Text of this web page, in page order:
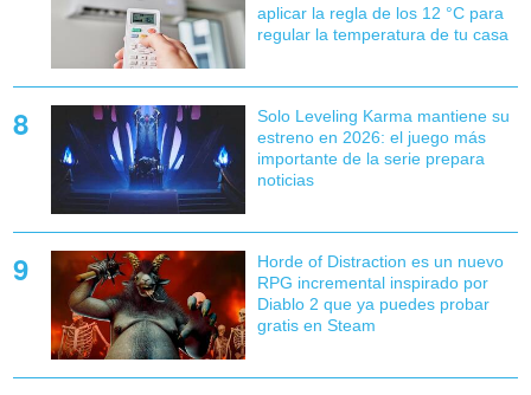
aplicar la regla de los 12 °C para
regular la temperatura de tu casa
Solo Leveling Karma mantiene su
estreno en 2026: el juego más
importante de la serie prepara
noticias
Horde of Distraction es un nuevo
RPG incremental inspirado por
Diablo 2 que ya puedes probar
gratis en Steam